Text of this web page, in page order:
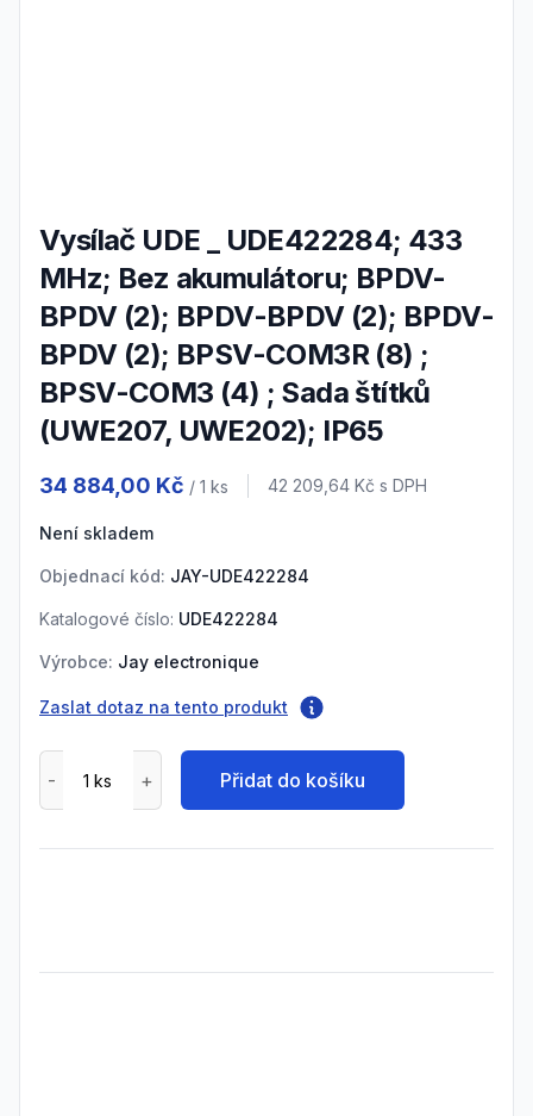
Vysílač UDE _ UDE422284; 433
MHz; Bez akumulátoru; BPDV-
BPDV (2); BPDV-BPDV (2); BPDV-
BPDV (2); BPSV-COM3R (8) ;
BPSV-COM3 (4) ; Sada štítků
(UWE207, UWE202); IP65
34 884,00 Kč / 1 ks Cena s DPH
42 209,64 Kč s DPH
Není skladem
Objednací kód: JAY-UDE422284
Katalogové číslo: UDE422284
Výrobce: Jay electronique
Zaslat dotaz na tento produkt
Přidat do košíku